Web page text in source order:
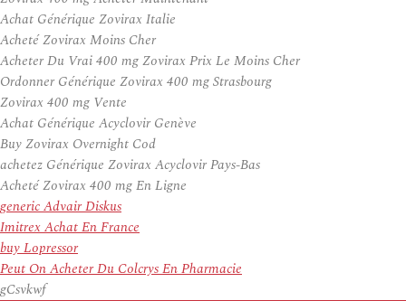
Achat Générique Zovirax Italie
Acheté Zovirax Moins Cher
Acheter Du Vrai 400 mg Zovirax Prix Le Moins Cher
Ordonner Générique Zovirax 400 mg Strasbourg
Zovirax 400 mg Vente
Achat Générique Acyclovir Genève
Buy Zovirax Overnight Cod
achetez Générique Zovirax Acyclovir Pays-Bas
Acheté Zovirax 400 mg En Ligne
generic Advair Diskus
Imitrex Achat En France
buy Lopressor
Peut On Acheter Du Colcrys En Pharmacie
gCsvkwf